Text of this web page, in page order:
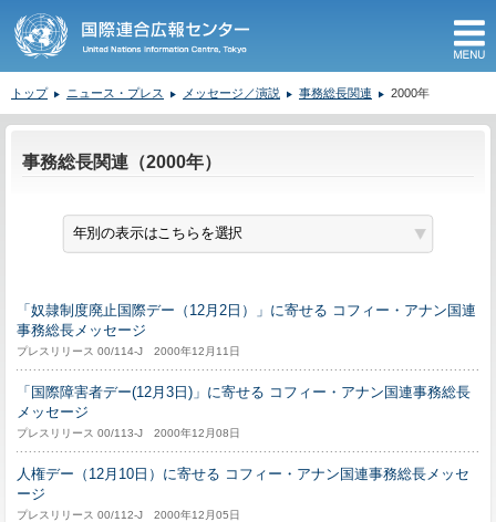
トップ ニュース・プレス メッセージ／演説 事務総長関連 2000年
事務総長関連（2000年）
「奴隷制度廃止国際デー（12月2日）」に寄せる コフィー・アナン国連
事務総長メッセージ
プレスリリース 00/114-J 2000年12月11日
「国際障害者デー(12月3日)」に寄せる コフィー・アナン国連事務総長
メッセージ
プレスリリース 00/113-J 2000年12月08日
人権デー（12月10日）に寄せる コフィー・アナン国連事務総長メッセ
ージ
プレスリリース 00/112-J 2000年12月05日